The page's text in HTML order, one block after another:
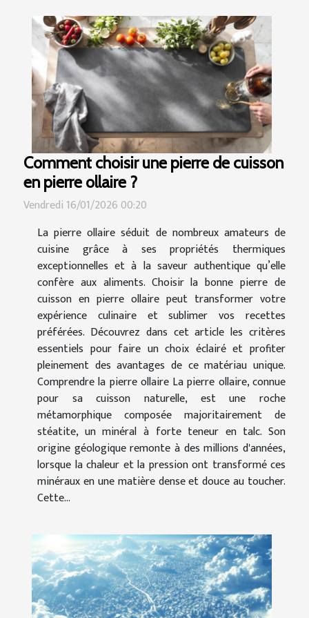
Comment choisir une pierre de cuisson
en pierre ollaire ?
Vendredi 16/01/2026 00:20
La pierre ollaire séduit de nombreux amateurs de
cuisine grâce à ses propriétés thermiques
exceptionnelles et à la saveur authentique qu’elle
confère aux aliments. Choisir la bonne pierre de
cuisson en pierre ollaire peut transformer votre
expérience culinaire et sublimer vos recettes
préférées. Découvrez dans cet article les critères
essentiels pour faire un choix éclairé et profiter
pleinement des avantages de ce matériau unique.
Comprendre la pierre ollaire La pierre ollaire, connue
pour sa cuisson naturelle, est une roche
métamorphique composée majoritairement de
stéatite, un minéral à forte teneur en talc. Son
origine géologique remonte à des millions d'années,
lorsque la chaleur et la pression ont transformé ces
minéraux en une matière dense et douce au toucher.
Cette...